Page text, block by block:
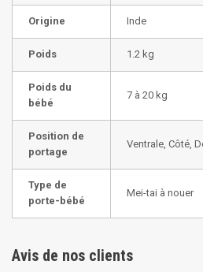
Origine Inde
Poids 1.2 kg
Poids du
bébé
7 à 20 kg
Position de
portage
Ventrale, Côté,
Type de
porte-bébé
Mei-tai à nouer
Avis de nos clients